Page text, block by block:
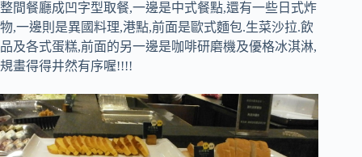
整間餐廳成凹字型取餐,一邊是中式餐點,還有一些日式炸
物,一邊則是異國料理,港點,前面是歐式麵包.生菜沙拉.飲
品及各式蛋糕,前面的另一邊是咖啡研磨機及優格冰淇淋,
規畫得得井然有序喔!!!!